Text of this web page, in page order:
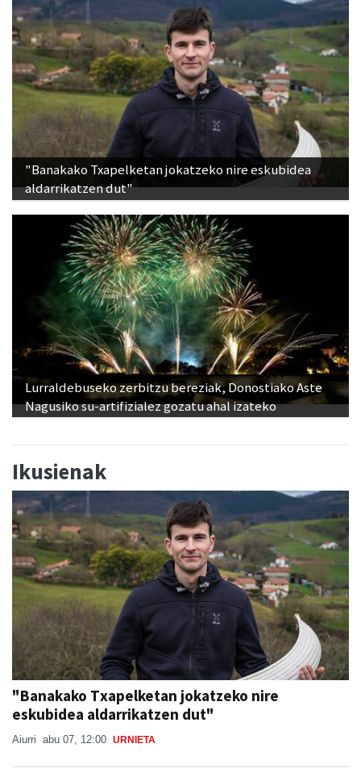
"Banakako Txapelketan jokatzeko nire eskubidea
aldarrikatzen dut"
Lurraldebuseko zerbitzu bereziak, Donostiako Aste
Nagusiko su-artifizialez gozatu ahal izateko
Ikusienak
"Banakako Txapelketan jokatzeko nire
eskubidea aldarrikatzen dut"
Aiurri abu 07, 12:00 URNIETA